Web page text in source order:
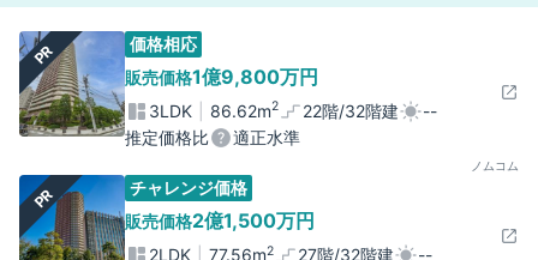
PR
価格相応
販売価格1億9,800万円
3LDK 86.62m2 22階/32階建
--
推定価格比
適正水準
ノムコム
PR
チャレンジ価格
販売価格2億1,500万円
2LDK 77.56m2 27階/32階建
--